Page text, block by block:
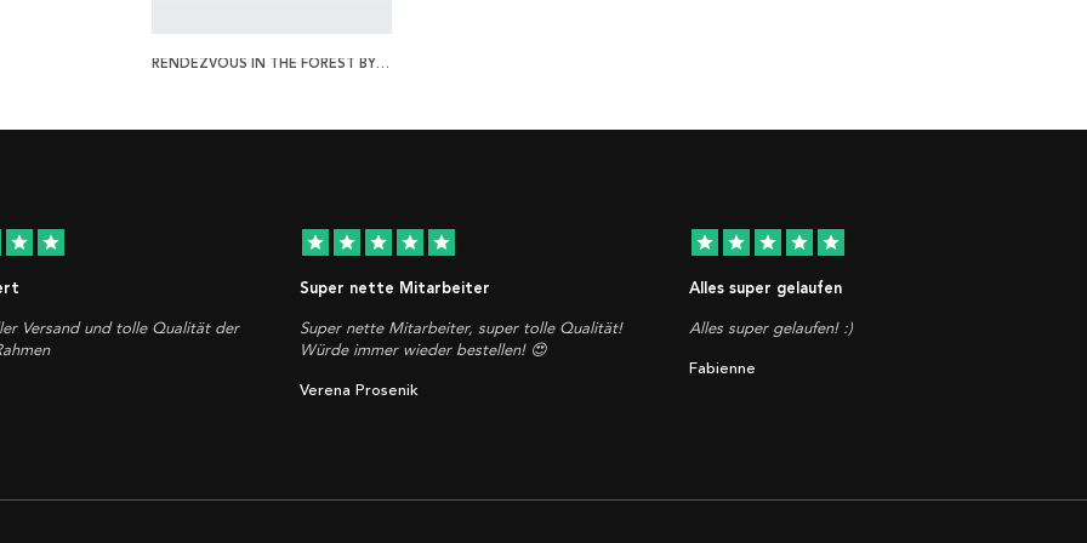
RENDEZVOUS IN THE FOREST BY ROUSSEAU POSTER
star star
Versand und tolle Qualität der
star star star star star
Super nette Mitarbeiter
Super nette Mitarbeiter, super tolle Qualität!
Würde immer wieder bestellen! 😍
Verena Prosenik
star star star star star
Alles super gelaufen
Alles super gelaufen! :)
Fabienne